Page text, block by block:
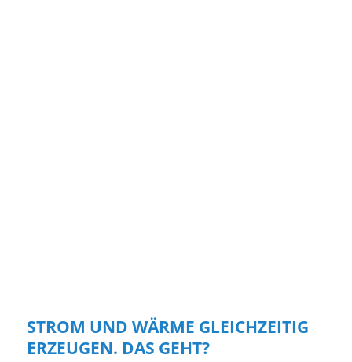
STROM UND WÄRME GLEICHZEITIG
ERZEUGEN. DAS GEHT?